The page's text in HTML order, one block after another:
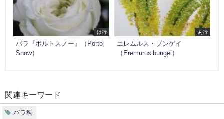
は行
バラ『ポルトスノー』（Porto
Snow）
あ行
エレムルス・ブンゲイ
（Eremurus bungei）
関連キーワード
バラ科